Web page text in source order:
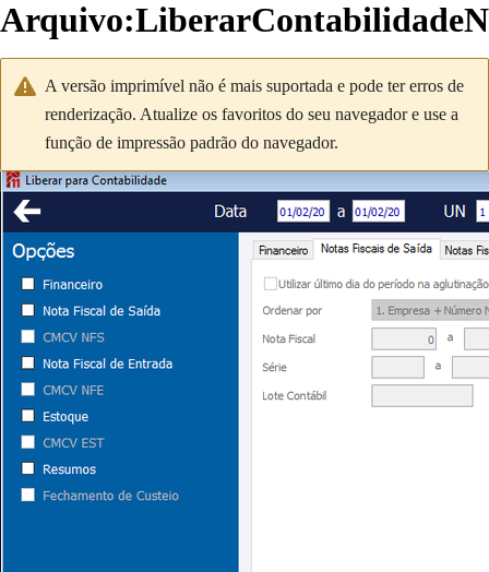
Arquivo:
A versão imprimível não é mais suportada e pode ter erros de
renderização. Atualize os favoritos do seu navegador e use a
função de impressão padrão do navegador.